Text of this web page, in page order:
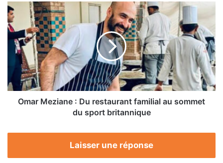
2024
Omar
Meziane
:
Du
restaurant
familial
sommet
du
sportOmar Meziane : Du restaurant familial au sommet
du sport britannique
Laisser une réponse